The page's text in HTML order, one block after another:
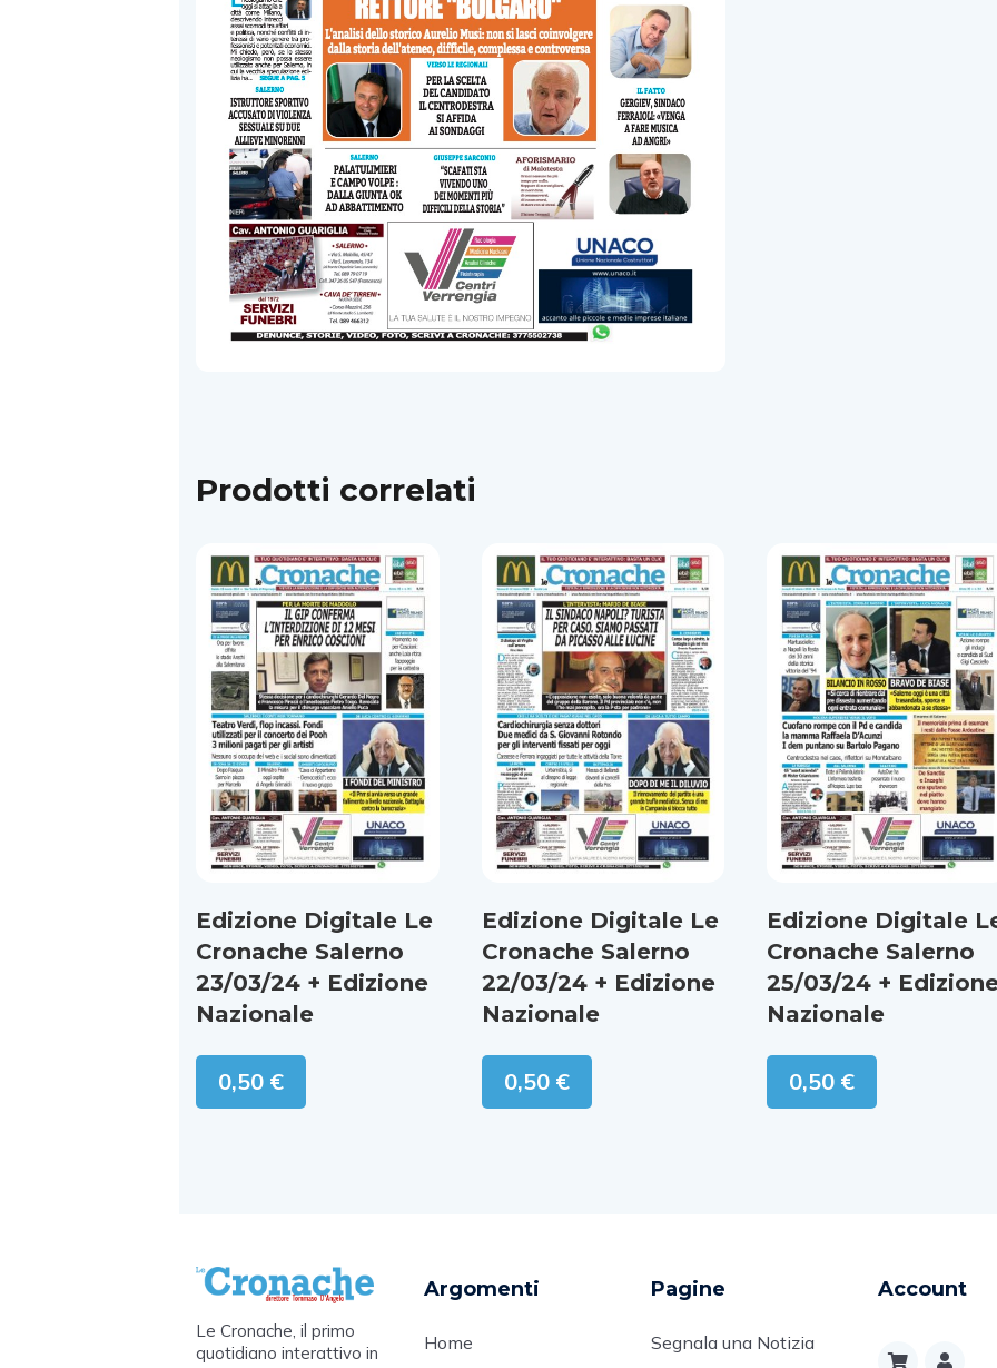
Prodotti correlati
Edizione Digitale Le
Cronache Salerno
23/03/24 + Edizione
Nazionale
0,50 €
Edizione Digitale Le
Cronache Salerno
22/03/24 + Edizione
Nazionale
0,50 €
Edizione Digitale
Cronache Salerno
25/03/24 +
Nazionale
0,50 €
Le Cronache, il primo
quotidiano interattivo in
Argomenti
Home
Pagine
Segnala una Notizia
Account